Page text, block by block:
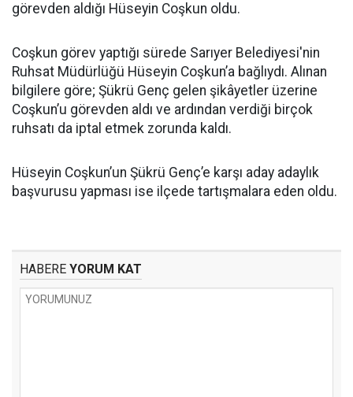
görevden aldığı Hüseyin Coşkun oldu.
Coşkun görev yaptığı sürede Sarıyer Belediyesi'nin
Ruhsat Müdürlüğü Hüseyin Coşkun’a bağlıydı. Alınan
bilgilere göre; Şükrü Genç gelen şikâyetler üzerine
Coşkun’u görevden aldı ve ardından verdiği birçok
ruhsatı da iptal etmek zorunda kaldı.
Hüseyin Coşkun’un Şükrü Genç’e karşı aday adaylık
başvurusu yapması ise ilçede tartışmalara eden oldu.
HABERE YORUM KAT